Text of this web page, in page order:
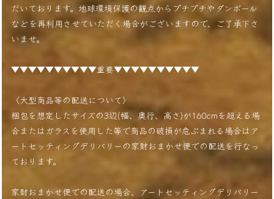
だいております。地球環境保護の観点からプチプチやダンボール
などを再利用させていただく場合がございますので、ご了承下さ
いませ。
▼▼▼▼▼▼▼▼▼▼重要▼▼▼▼▼▼▼▼▼▼
〈大型商品等の配送について〉
梱包を想定したサイズの3辺(幅、奥行、高さ)が160cmを超える場
合またはガラスを使用した等で商品の破損が危ぶまれる場合はア
ートセッティングデリバリーの家財おまかせ便での配送を行なっ
ております。
家財おまかせ便での配送の場合、アートセッティングデリバリー